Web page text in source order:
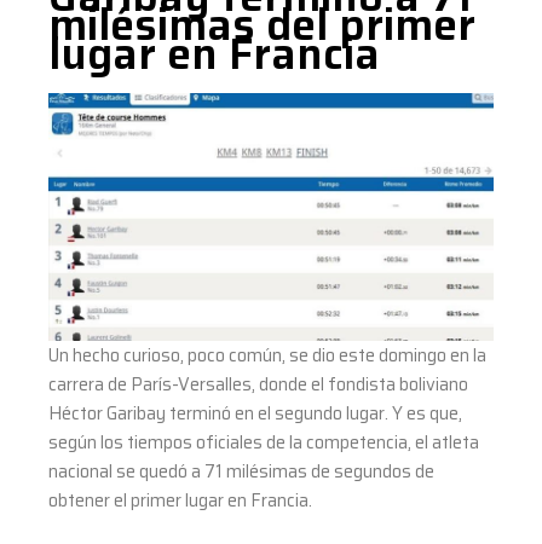
milésimas del primer
lugar en Francia
Un hecho curioso, poco común, se dio este domingo en la
carrera de París-Versalles, donde el fondista boliviano
Héctor Garibay terminó en el segundo lugar. Y es que,
según los tiempos oficiales de la competencia, el atleta
nacional se quedó a 71 milésimas de segundos de
obtener el primer lugar en Francia.